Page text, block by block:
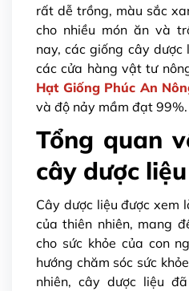
rất dễ trồng, màu sắc
cho nhiều món ăn và
nay, các giống cây dược
các cửa hàng vật tư
Hạt Giống Phúc An
và độ nảy mầm đạt 99%.
Tổng quan
cây dược liệu
Cây dược liệu được xem
của thiên nhiên, mang
cho sức khỏe của con
hướng chăm sóc sức
nhiên, cây dược liệu